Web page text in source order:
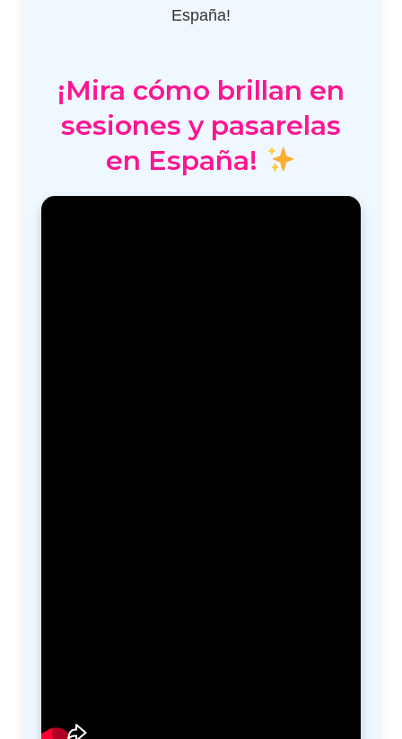
España!
¡Mira cómo brillan en
sesiones y pasarelas
en España!